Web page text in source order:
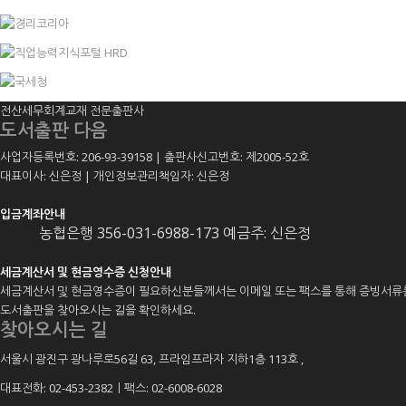
전산세무회계교재 전문출판사
도서출판 다음
사업자등록번호: 206-93-39158 | 출판사신고번호: 제2005-52호
대표이사: 신은정 | 개인정보관리책임자: 신은정
입금계좌안내
농협은행 356-031-6988-173 예금주: 신은정
세금계산서 및 현금영수증 신청안내
세금계산서 및 현금영수증이 필요하신분들께서는 이메일 또는 팩스를 통해 증빙서
도서출판을 찾아오시는 길을 확인하세요.
찾아오시는 길
서울시 광진구 광나루로56길 63, 프라임프라자 지하1층 113호 ,
대표전화: 02-453-2382ㅣ팩스: 02-6008-6028